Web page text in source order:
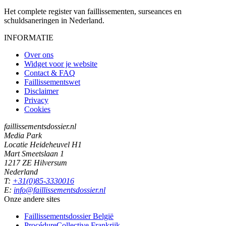
Het complete register van faillissementen, surseances en
schuldsaneringen in Nederland.
INFORMATIE
Over ons
Widget voor je website
Contact & FAQ
Faillissementswet
Disclaimer
Privacy
Cookies
faillissementsdossier.nl
Media Park
Locatie Heideheuvel H1
Mart Smeetslaan 1
1217 ZE Hilversum
Nederland
T: +31(0)85-3330016
E: info@faillissementsdossier.nl
Onze andere sites
Faillissementsdossier België